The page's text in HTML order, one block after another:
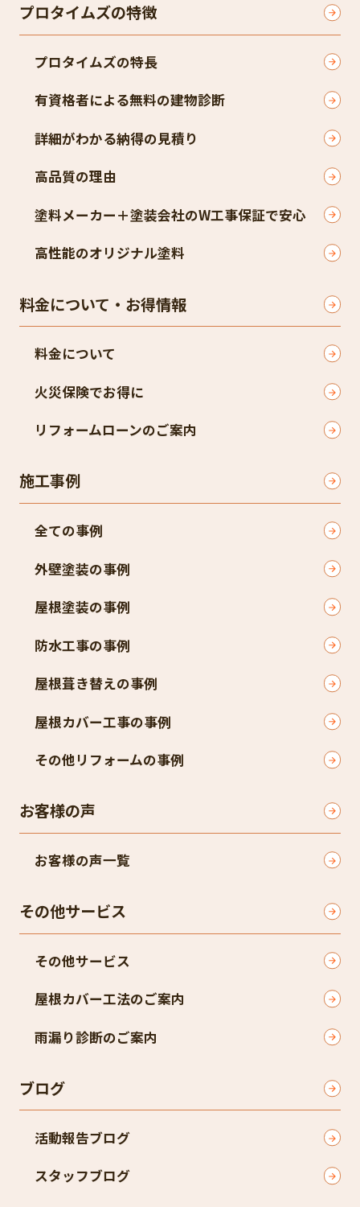
プロタイムズの特徴
プロタイムズの特長
有資格者による無料の建物診断
詳細がわかる納得の見積り
高品質の理由
塗料メーカー＋塗装会社のW工事保証で安心
高性能のオリジナル塗料
料金について・お得情報
料金について
火災保険でお得に
リフォームローンのご案内
施工事例
全ての事例
外壁塗装の事例
屋根塗装の事例
防水工事の事例
屋根葺き替えの事例
屋根カバー工事の事例
その他リフォームの事例
お客様の声
お客様の声一覧
その他サービス
その他サービス
屋根カバー工法のご案内
雨漏り診断のご案内
ブログ
活動報告ブログ
スタッフブログ